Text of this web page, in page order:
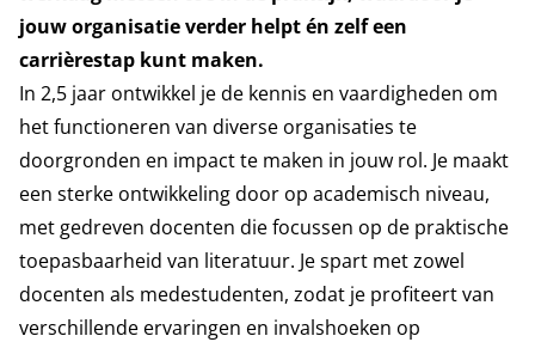
jouw organisatie verder helpt én zelf een
carrièrestap kunt maken.
In 2,5 jaar ontwikkel je de kennis en vaardigheden om
het functioneren van diverse organisaties te
doorgronden en impact te maken in jouw rol. Je maakt
een sterke ontwikkeling door op academisch niveau,
met gedreven docenten die focussen op de praktische
toepasbaarheid van literatuur. Je spart met zowel
docenten als medestudenten, zodat je profiteert van
verschillende ervaringen en invalshoeken op